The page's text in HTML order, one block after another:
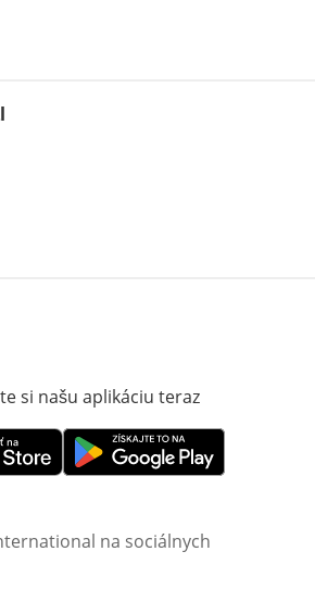
si našu aplikáciu teraz
okne
Otvorí sa vnovom okne
na sociálnych